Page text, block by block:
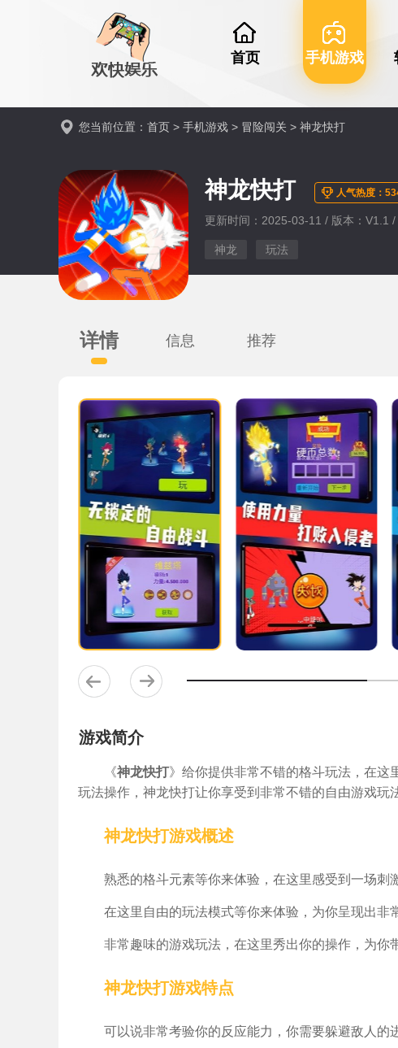
首页 手机游戏
您当前位置： 首页 > 手机游戏 > 冒险闯关 > 神龙快打
神龙快打 人气热度：
更新时间：2025-03-11 / 版本：V1.1
神龙 玩法
详情 信息 推荐
游戏简介
《神龙快打》给你提供非常不错的格斗玩法，在这
玩法操作，神龙快打让你享受到非常不错的自由游戏玩
神龙快打游戏概述
熟悉的格斗元素等你来体验，在这里感受到一场刺
在这里自由的玩法模式等你来体验，为你呈现出非
非常趣味的游戏玩法，在这里秀出你的操作，为你
神龙快打游戏特点
可以说非常考验你的反应能力，你需要躲避敌人的